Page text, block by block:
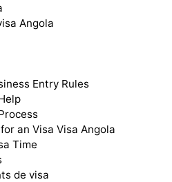
Angola
Entry Rules
an Visa Visa Angola
Time
de visa